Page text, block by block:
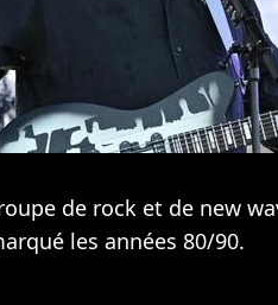
de rock et de new
les années 80/90.